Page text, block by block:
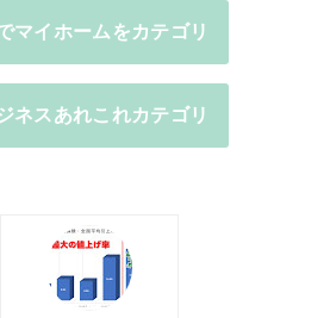
マイホームをカテゴリ
ネスあれこれカテゴリ